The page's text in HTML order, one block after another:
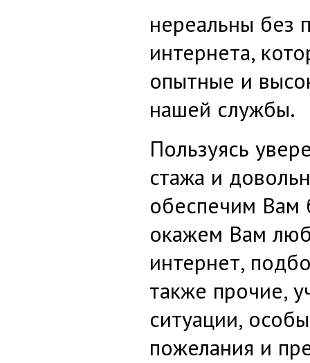
нереальны без
интернета,
опытные и
нашей службы.
Пользуясь
стажа и
обеспечим Вам
окажем Вам
интернет,
также прочие,
ситуации,
пожелания и